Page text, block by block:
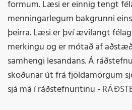
formum. Læsi er einnig tengt
menningarlegum bakgrunni
þeirra. Læsi er því ævilangt
merkingu og er mótað af
samhengi lesandans. Á
skoðunar út frá fjöldamörgum
sjá má í ráðstefnuritinu -